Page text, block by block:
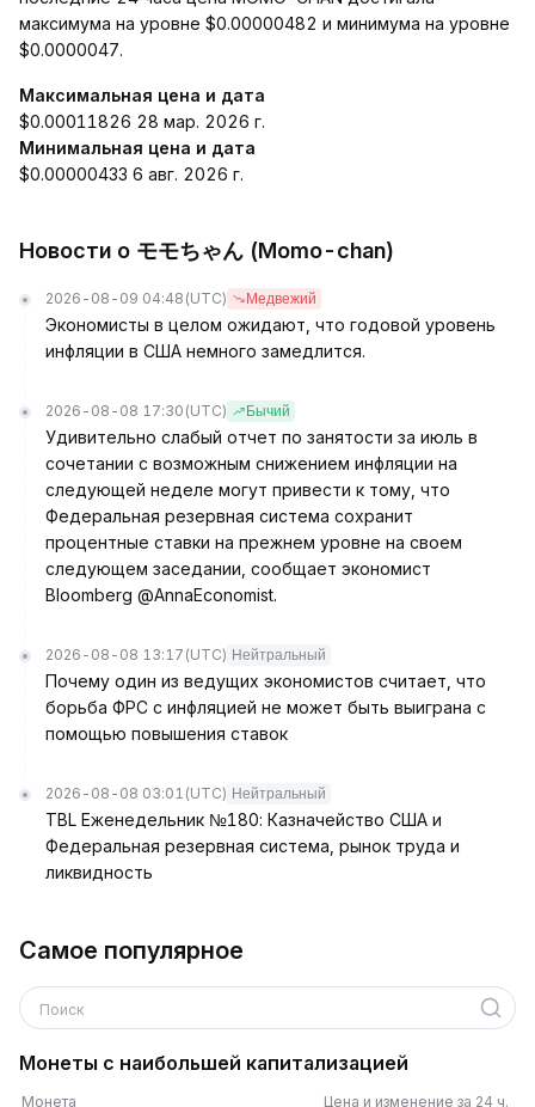
максимума на уровне $0.00000482 и минимума на уровне
$0.0000047.
Максимальная цена и дата
$0.00011826 28 мар. 2026 г.
Минимальная цена и дата
$0.00000433 6 авг. 2026 г.
Новости о モモちゃん (Momo-chan)
2026-08-09 04:48 (UTC) Медвежий
Экономисты в целом ожидают, что годовой уровень
инфляции в США немного замедлится.
2026-08-08 17:30 (UTC) Бычий
Удивительно слабый отчет по занятости за июль в
сочетании с возможным снижением инфляции на
следующей неделе могут привести к тому, что
Федеральная резервная система сохранит
процентные ставки на прежнем уровне на своем
следующем заседании, сообщает экономист
Bloomberg @AnnaEconomist.
2026-08-08 13:17 (UTC) Нейтральный
Почему один из ведущих экономистов считает, что
борьба ФРС с инфляцией не может быть выиграна с
помощью повышения ставок
2026-08-08 03:01 (UTC) Нейтральный
TBL Еженедельник №180: Казначейство США и
Федеральная резервная система, рынок труда и
ликвидность
Самое популярное
Поиск
Монеты с наибольшей капитализацией
Монета Цена и изменение за 24 ч.